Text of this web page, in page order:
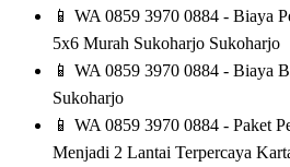
📱 WA 0859 3970 0884 - Biaya
5x6 Murah Sukoharjo Sukoharjo
📱 WA 0859 3970 0884 - Biaya
Sukoharjo
📱 WA 0859 3970 0884 - Paket
Menjadi 2 Lantai Terpercaya